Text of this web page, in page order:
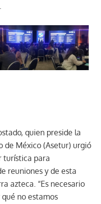
quien preside la
de México (Asetur) urgió
turística para
reuniones y de esta
azteca. “Es necesario
no estamos